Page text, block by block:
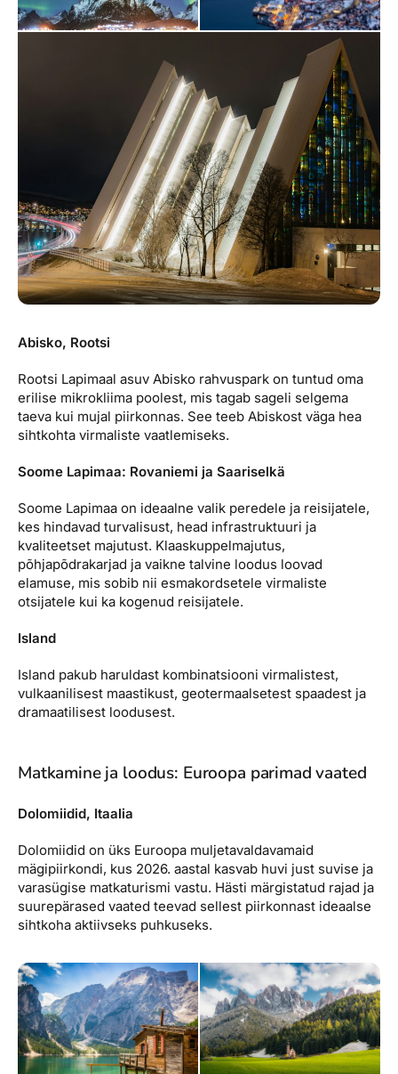
Abisko, Rootsi
Rootsi Lapimaal asuv Abisko rahvuspark on tuntud oma
erilise mikrokliima poolest, mis tagab sageli selgema
taeva kui mujal piirkonnas. See teeb Abiskost väga hea
sihtkohta virmaliste vaatlemiseks.
Soome Lapimaa: Rovaniemi ja Saariselkä
Soome Lapimaa on ideaalne valik peredele ja reisijatele,
kes hindavad turvalisust, head infrastruktuuri ja
kvaliteetset majutust. Klaaskuppelmajutus,
põhjapõdrakarjad ja vaikne talvine loodus loovad
elamuse, mis sobib nii esmakordsetele virmaliste
otsijatele kui ka kogenud reisijatele.
Island
Island pakub haruldast kombinatsiooni virmalistest,
vulkaanilisest maastikust, geotermaalsetest spaadest ja
dramaatilisest loodusest.
Matkamine ja loodus: Euroopa parimad vaated
Dolomiidid, Itaalia
Dolomiidid on üks Euroopa muljetavaldavamaid
mägipiirkondi, kus 2026. aastal kasvab huvi just suvise ja
varasügise matkaturismi vastu. Hästi märgistatud rajad ja
suurepärased vaated teevad sellest piirkonnast ideaalse
sihtkoha aktiivseks puhkuseks.